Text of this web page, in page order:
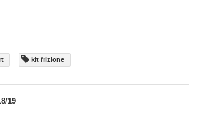
kit frizione
19